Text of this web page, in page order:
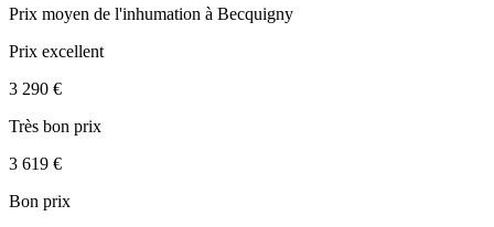
Prix moyen de l'inhumation à Becquigny
Prix excellent
3 290 €
Très bon prix
3 619 €
Bon prix